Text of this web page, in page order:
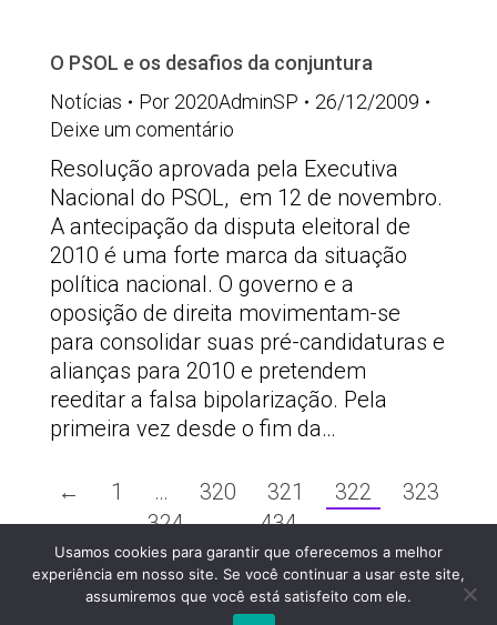
O PSOL e os desafios da conjuntura
Notícias
Por 2020AdminSP
26/12/2009
Deixe um comentário
Resolução aprovada pela Executiva
Nacional do PSOL, em 12 de novembro.
A antecipação da disputa eleitoral de
2010 é uma forte marca da situação
política nacional. O governo e a
oposição de direita movimentam-se
para consolidar suas pré-candidaturas e
alianças para 2010 e pretendem
reeditar a falsa bipolarização. Pela
primeira vez desde o fim da…
← 1 … 320 321 322
323
324
… 434 →
PSOLSP 2020 © - Direitos liberados desde que
citada a fonte
Site desenvolvido por Appmobi
Usamos cookies para garantir que oferecemos a melhor
experiência em nosso site. Se você continuar a usar este site,
assumiremos que você está satisfeito com ele.